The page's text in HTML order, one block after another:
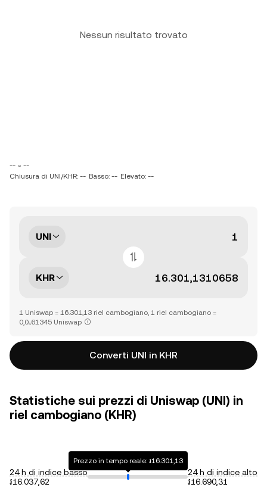
Nessun risultato trovato
-- ~ --
Chiusura di UNI/KHR: -- Basso: -- Elevato: --
UNI
KHR
1 Uniswap = 16.301,13 riel cambogiano, 1 riel cambogiano =
0,0₄61345 Uniswap
Converti UNI in KHR
Statistiche sui prezzi di Uniswap (UNI) in
riel cambogiano (KHR)
24 h di indice basso
៛16.037,62
Prezzo in tempo reale: ៛16.301,13
24 h di indice alto
៛16.690,31